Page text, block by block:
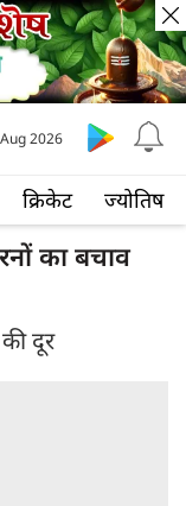
क्रिकेट ज्योतिष
2026
का बचाव
दूर